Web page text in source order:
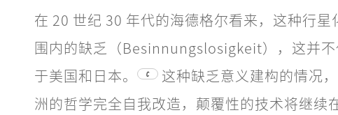
在 20 世纪 30 年代的海德格尔看来，这种行
围内的缺乏（Besinnungslosigkeit），这并
于美国和日本。
C
这种缺乏意义建构的情况
洲的哲学完全自我改造，颠覆性的技术将继续